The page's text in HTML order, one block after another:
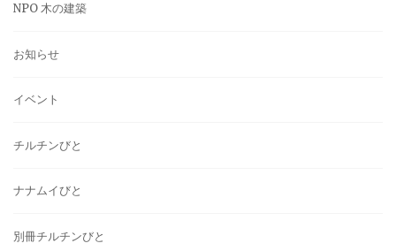
NPO 木の建築
お知らせ
イベント
チルチンびと
ナナムイびと
別冊チルチンびと